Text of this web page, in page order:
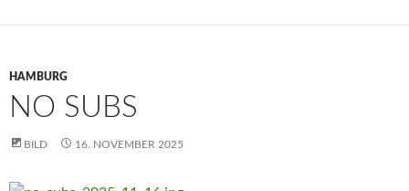
HAMBURG
NO SUBS
BILD 16. NOVEMBER 2025